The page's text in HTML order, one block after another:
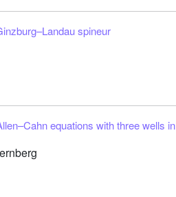
spineur
equations with three wells in